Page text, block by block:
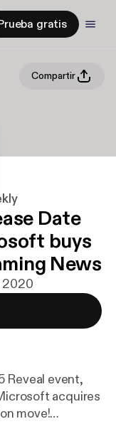
gratis
Compartir
Date
buys
News
2020
Reveal event,
acquires
move!